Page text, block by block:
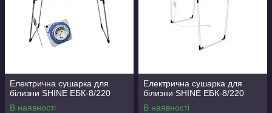
Електрична сушарка для
білизни SHINE ЕБК-8/220
В наявності
Електрична сушарка для
білизни SHINE ЕБК-8/220
В наявності